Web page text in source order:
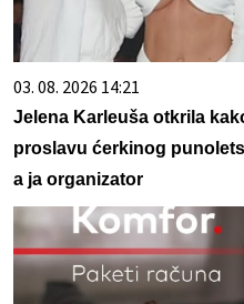
03. 08. 2026 14:21
Jelena Karleuša otkrila
proslavu ćerkinog
a ja organizator